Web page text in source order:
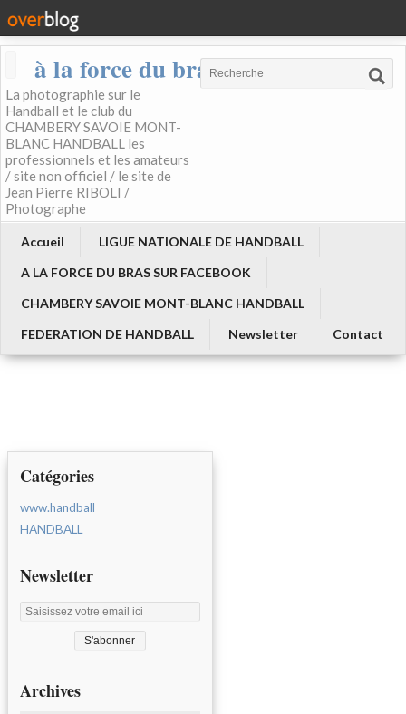
à la force du bras
La photographie sur le
Handball et le club du
CHAMBERY SAVOIE MONT-
BLANC HANDBALL les
professionnels et les amateurs
/ site non officiel / le site de
Jean Pierre RIBOLI /
Photographe
Accueil
LIGUE NATIONALE DE HANDBALL
A LA FORCE DU BRAS SUR FACEBOOK
CHAMBERY SAVOIE MONT-BLANC HANDBALL
FEDERATION DE HANDBALL
Newsletter Contact
Catégories
www.handball
HANDBALL
Newsletter
Archives